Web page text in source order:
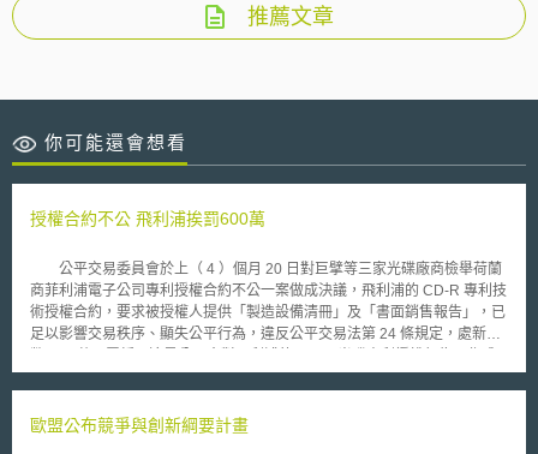
推薦文章
你可能還會想看
授權合約不公 飛利浦挨罰600萬
公平交易委員會於上（ 4 ）個月 20 日對巨擘等三家光碟廠商檢舉荷蘭
商菲利浦電子公司專利授權合約不公一案做成決議，飛利浦的 CD-R 專利技
術授權合約，要求被授權人提供「製造設備清冊」及「書面銷售報告」，已
足以影響交易秩序、顯失公平行為，違反公平交易法第 24 條規定，處新台
的第二件處分案，第一件為飛利浦、 日本 新力及日商太陽誘電被檢舉，在
台幣 800 萬元罰鍰，該案目前仍在行政訴訟中。 公平會認為，飛利浦
歐盟公布競爭與創新綱要計畫